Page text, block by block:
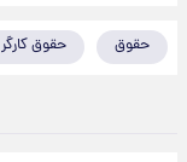
حقوق حقوق کارگر